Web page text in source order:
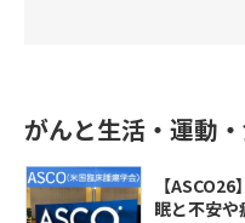
がんと生活・運動
【
眠と不安